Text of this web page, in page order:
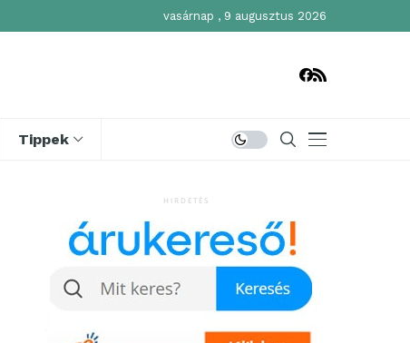
vasárnap , 9 augusztus 2026
Tippek
HIRDETÉS